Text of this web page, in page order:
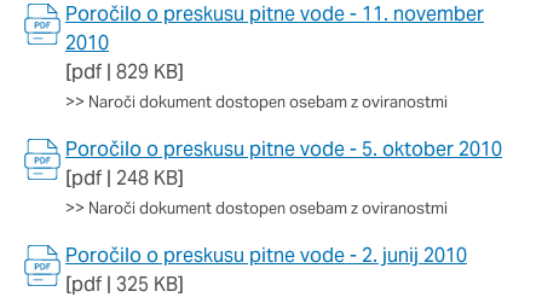
Poročilo o preskusu pitne vode - 11. november
2010
[pdf | 829 KB]
>> Naroči dokument dostopen osebam z oviranostmi
Poročilo o preskusu pitne vode - 5. oktober 2010
[pdf | 248 KB]
>> Naroči dokument dostopen osebam z oviranostmi
Poročilo o preskusu pitne vode - 2. junij 2010
[pdf | 325 KB]